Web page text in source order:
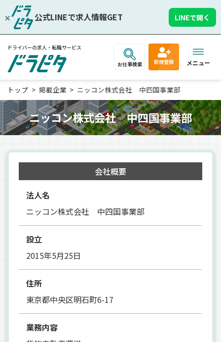
公式LINEで求人情報GET LINEで開く
ドライバーの求人・転職サービス
お仕事検索 新規登録 メニュー
トップ 掲載企業 ニッコン株式会社 中四国事業部
ニッコン株式会社 中四国事業部
会社概要
法人名
ニッコン株式会社 中四国事業部
設立
2015年5月25日
住所
東京都中央区明石町6-17
業務内容